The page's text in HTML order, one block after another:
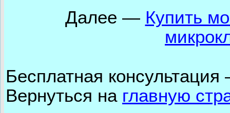
Далее — Купить
Бесплатная
Вернуться на главную